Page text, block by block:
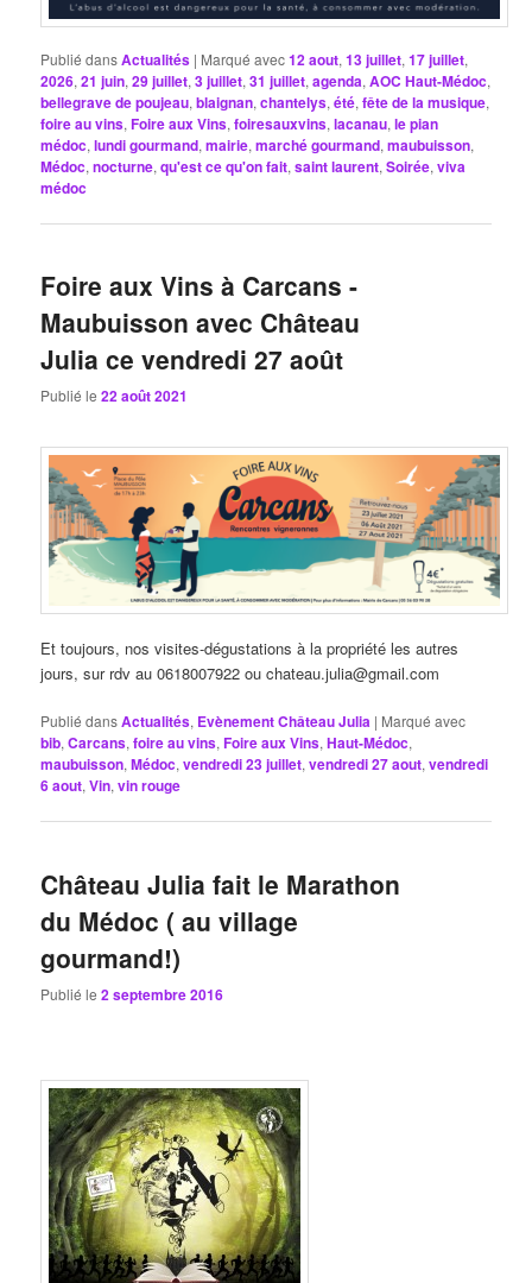
Publié dansActualités | Marqué avec12 aout,13 juillet,17 juillet,
2026,21 juin,29 juillet,3 juillet,31 juillet,agenda,AOC Haut-Médoc,
bellegrave de poujeau,blaignan,chantelys,été,fête de la musique,
foire au vins,Foire aux Vins,foiresauxvins,lacanau,le pian
médoc,lundi gourmand,mairie,marché gourmand,maubuisson,
Médoc,nocturne,qu'est ce qu'on fait,saint laurent,Soirée,viva
médoc
Foire aux Vins à Carcans -
Maubuisson avec Château
Julia ce vendredi 27 août
Publié le22 août 2021
Et toujours, nos visites-dégustations à la propriété les autres
jours, sur rdv au 0618007922 ou chateau.julia@gmail.com
Publié dansActualités, Evènement Château Julia | Marqué avec
bib,Carcans,foire au vins,Foire aux Vins,Haut-Médoc,
maubuisson,Médoc,vendredi 23 juillet,vendredi 27 aout,vendredi
6 aout,Vin,vin rouge
Château Julia fait le Marathon
du Médoc ( au village
gourmand!)
Publié le2 septembre 2016